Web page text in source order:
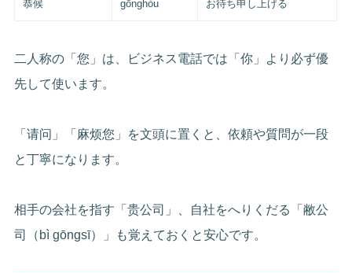
恭候 gōnghòu お待ち申し上げる
二人称の「您」は、ビジネス電話では「你」より必ず優
先して使います。
「请问」「麻烦您」を文頭に置くと、依頼や質問が一段
と丁寧になります。
相手の会社を指す「贵公司」、自社をへりくだる「敝公
司（bì gōngsī）」も覚えておくと安心です。